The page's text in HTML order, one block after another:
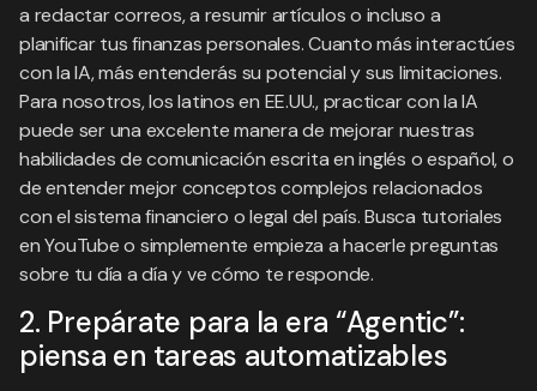
a redactar correos, a resumir artículos o incluso a
planificar tus finanzas personales. Cuanto más interactúes
con la IA, más entenderás su potencial y sus limitaciones.
Para nosotros, los latinos en EE.UU., practicar con la IA
puede ser una excelente manera de mejorar nuestras
habilidades de comunicación escrita en inglés o español, o
de entender mejor conceptos complejos relacionados
con el sistema financiero o legal del país. Busca tutoriales
en YouTube o simplemente empieza a hacerle preguntas
sobre tu día a día y ve cómo te responde.
2. Prepárate para la era “Agentic”:
piensa en tareas automatizables